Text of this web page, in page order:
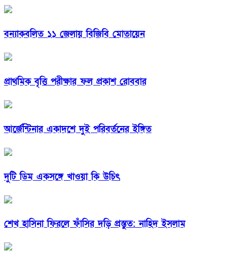
বন্যাকবলিত ১১ জেলায় বিজিবি মোতায়েন
প্রাথমিক বৃত্তি পরীক্ষার ফল প্রকাশ রোববার
আর্জেন্টিনার একাদশে দুই পরিবর্তনের ইঙ্গিত
দুটি ডিম একসঙ্গে খাওয়া কি উচিৎ
শেখ হাসিনা ফিরলে ফাঁসির দড়ি প্রস্তুত: নাহিদ ইসলাম